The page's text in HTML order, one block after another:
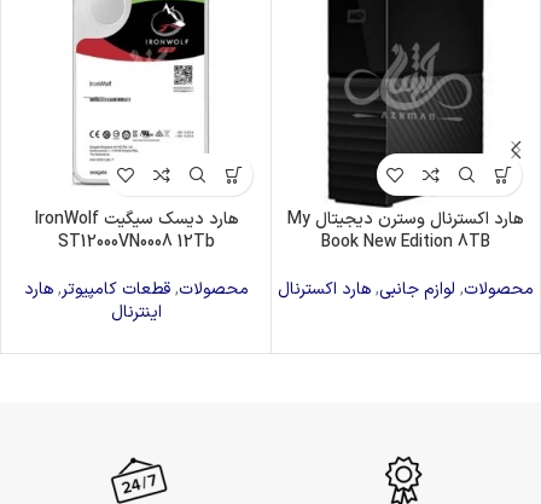
هارد اکسترنال وسترن دیجیتال My
Book New Edition 8TB
محصولات, لوازم جانبی,هارد اکسترنال
هارد دیسک سیگیت IronWolf
ST12000VN0008 12Tb
محصولات,قطعات کامپیوتر,هارد
اینترنال